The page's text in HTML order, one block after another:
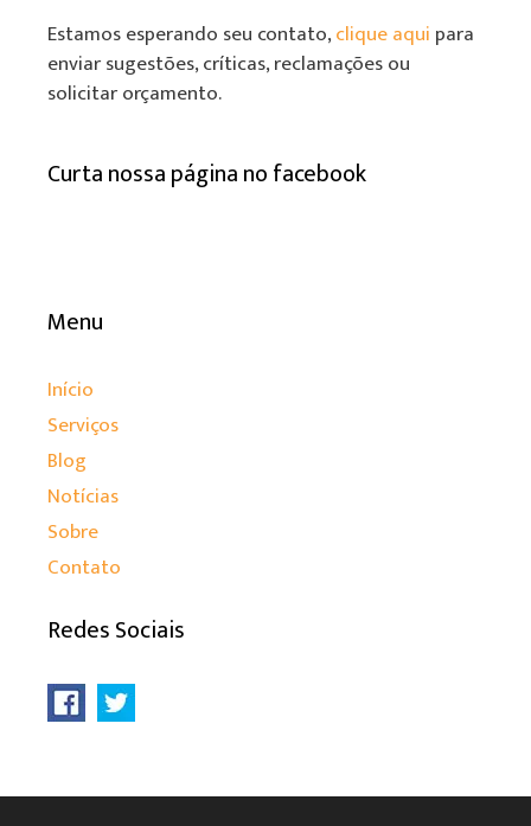
Estamos esperando seu contato,clique aqui para
enviar sugestões, críticas, reclamações ou
solicitar orçamento.
Curta nossa página no facebook
Menu
Início
Serviços
Blog
Notícias
Sobre
Contato
Redes Sociais